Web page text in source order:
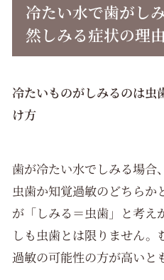
冷たい水で歯がし
然しみる症状の理
冷たいものがしみるのは虫
け方
歯が冷たい水でしみる場合
虫歯か知覚過敏のどちらか
が「しみる＝虫歯」と考え
しも虫歯とは限りません
過敏の可能性の方が高いと